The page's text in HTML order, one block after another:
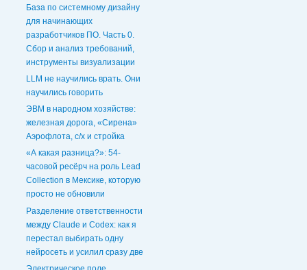
База по системному дизайну
для начинающих
разработчиков ПО. Часть 0.
Сбор и анализ требований,
инструменты визуализации
LLM не научились врать. Они
научились говорить
ЭВМ в народном хозяйстве:
железная дорога, «Сирена»
Аэрофлота, с/х и стройка
«А какая разница?»: 54-
часовой ресёрч на роль Lead
Collection в Мексике, которую
просто не обновили
Разделение ответственности
между Claude и Codex: как я
перестал выбирать одну
нейросеть и усилил сразу две